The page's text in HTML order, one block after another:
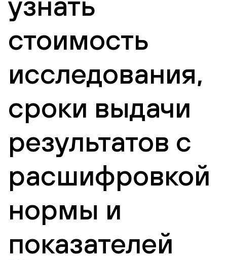
стоимость
исследования,
сроки выдачи
результатов с
расшифровкой
нормы и
показателей